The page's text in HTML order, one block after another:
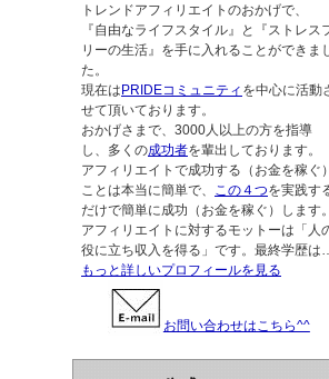
トレンドアフィリエイトのおかげで、
『自由なライフスタイル』と『ストレス
リーの生活』を手に入れることができま
た。
現在はPRIDEコミュニティ を中心に活動
せて頂いております。
おかげさまで、3000人以上の方を指導
し、多くの成功者を輩出しております。
アフィリエイトで成功する（お金を稼ぐ）
ことは本当に簡単で、
この４つを実践す
だけで簡単に成功（お金を稼ぐ）します。
アフィリエイトに対するモットーは「人
役に立ち収入を得る」です。最終学歴は…
もっと詳しいプロフィールを見る
お問い合わせはこちら^^